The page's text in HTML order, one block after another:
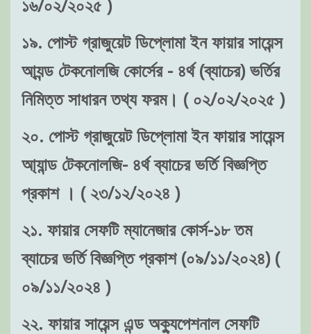
১৯. পোস্ট গ্রাজুয়েট ডিপ্লোমা ইন ফায়ার সায়েন্স
আ্যন্ড টেকনোলজি কোর্সের - ৪র্থ (ব্যাচের) ভর্তির
নিমিত্ত সাধারন তথ্য ফরম। ( ০২/০২/২০২৫ )
২০. পোস্ট গ্রাজুয়েট ডিপ্লোমা ইন ফায়ার সায়েন্স
আ্যান্ড টেকনোলজি- ৪র্থ ব্যাচের ভর্তি বিজ্ঞপ্তি
প্রকাশ । ( ২৩/১২/২০২৪ )
২১. ফায়ার সেফটি ম্যানেজার কোর্স-১৮ তম
ব্যাচের ভর্তি বিজ্ঞপ্তি প্রকাশ (০৯/১১/২০২৪) (
০৯/১১/২০২৪ )
২২. ফায়ার সায়েন্স এন্ড অক্যুপেশনাল সেফটি